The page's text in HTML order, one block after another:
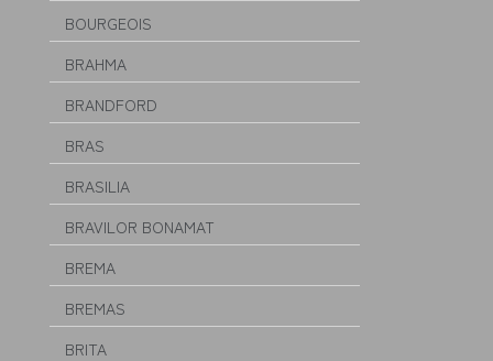
BOURGEOIS
BRAHMA
BRANDFORD
BRAS
BRASILIA
BRAVILOR BONAMAT
BREMA
BREMAS
BRITA